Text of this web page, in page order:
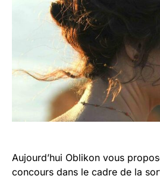
Aujourd’hui Oblikon vous
concours dans le cadre de la